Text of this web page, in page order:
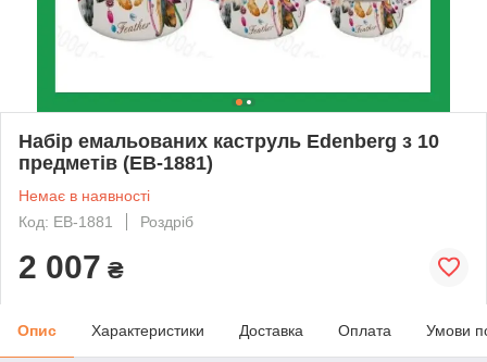
Набір емальованих каструль Edenberg з 10
предметів (EB-1881)
Немає в наявності
Код: EB-1881
Роздріб
2 007 ₴
Опис Характеристики Доставка Оплата Умови